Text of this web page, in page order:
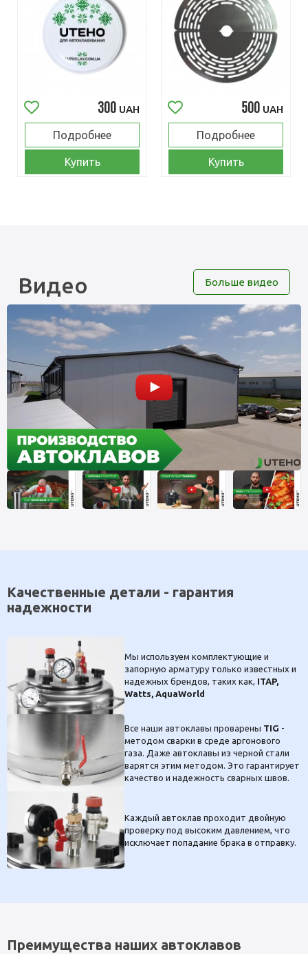
300 UAH
Подробнее
Купить
500 UAH
Подробнее
Купить
Видео Больше видео
Качественные детали - гарантия
надежности
Мы используем комплектующие и
запорную арматуру только известных и
надежных брендов, таких как, ITAP,
Watts, AquaWorld
Все наши автоклавы проварены TIG -
методом сварки в среде аргонового
газа. Даже автоклавы из черной стали
варятся этим методом. Это гарантирует
качество и надежность сварных швов.
Каждый автоклав проходит двойную
проверку под высоким давлением, что
исключает попадание брака в отправку.
Преимущества наших автоклавов